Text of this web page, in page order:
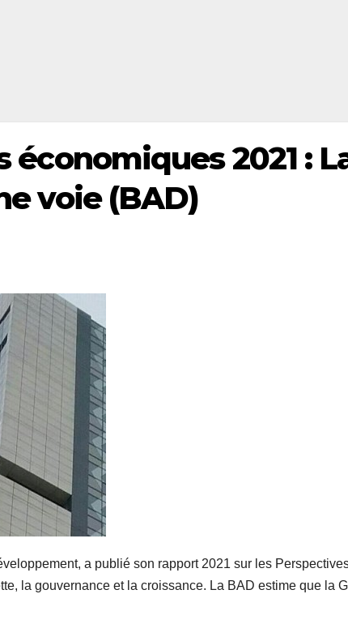
économiques 2021 :
voie (BAD)
a publié son rapport 2021 sur les
la gouvernance et la croissance. La BAD estime que la